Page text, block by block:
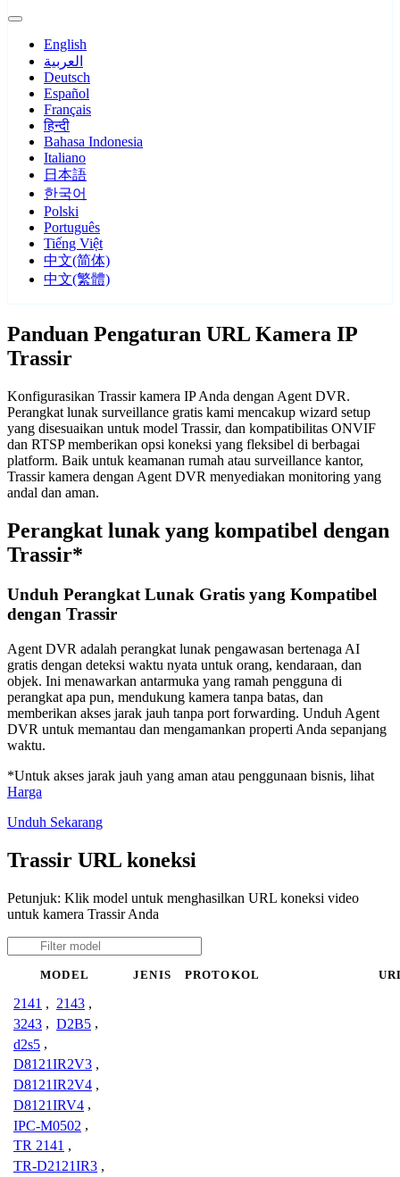
English
العربية
Deutsch
Español
Français
हिन्दी
Bahasa Indonesia
Italiano
日本語
한국어
Polski
Português
Tiếng Việt
中文(简体)
中文(繁體)
Panduan Pengaturan URL Kamera IP
Trassir
Konfigurasikan Trassir kamera IP Anda dengan Agent DVR.
Perangkat lunak surveillance gratis kami mencakup wizard setup
yang disesuaikan untuk model Trassir, dan kompatibilitas ONVIF
dan RTSP memberikan opsi koneksi yang fleksibel di berbagai
platform. Baik untuk keamanan rumah atau surveillance kantor,
Trassir kamera dengan Agent DVR menyediakan monitoring yang
andal dan aman.
Perangkat lunak yang kompatibel dengan
Trassir*
Unduh Perangkat Lunak Gratis yang Kompatibel
dengan Trassir
Agent DVR adalah perangkat lunak pengawasan bertenaga AI
gratis dengan deteksi waktu nyata untuk orang, kendaraan, dan
objek. Ini menawarkan antarmuka yang ramah pengguna di
perangkat apa pun, mendukung kamera tanpa batas, dan
memberikan akses jarak jauh tanpa port forwarding. Unduh Agent
DVR untuk memantau dan mengamankan properti Anda sepanjang
waktu.
*Untuk akses jarak jauh yang aman atau penggunaan bisnis, lihat
Harga
Unduh Sekarang
Trassir URL koneksi
Petunjuk: Klik model untuk menghasilkan URL koneksi video
untuk kamera Trassir Anda
MODEL JENIS PROTOKOL
2141 , 2143 ,
3243 , D2B5 ,
d2s5 ,
D8121IR2V3 ,
D8121IR2V4 ,
D8121IRV4 ,
IPC-M0502 ,
TR 2141 ,
TR-D2121IR3 ,